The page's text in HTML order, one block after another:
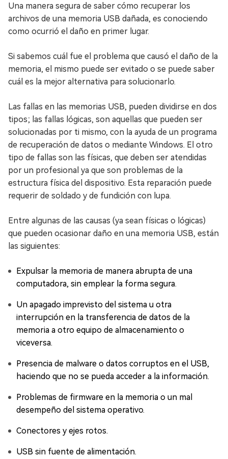
Una manera segura de saber cómo recuperar los
archivos de una memoria USB dañada, es conociendo
como ocurrió el daño en primer lugar.
Si sabemos cuál fue el problema que causó el daño de la
memoria, el mismo puede ser evitado o se puede saber
cuál es la mejor alternativa para solucionarlo.
Las fallas en las memorias USB, pueden dividirse en dos
tipos; las fallas lógicas, son aquellas que pueden ser
solucionadas por ti mismo, con la ayuda de un programa
de recuperación de datos o mediante Windows. El otro
tipo de fallas son las físicas, que deben ser atendidas
por un profesional ya que son problemas de la
estructura física del dispositivo. Esta reparación puede
requerir de soldado y de fundición con lupa.
Entre algunas de las causas (ya sean físicas o lógicas)
que pueden ocasionar daño en una memoria USB, están
las siguientes:
Expulsar la memoria de manera abrupta de una
computadora, sin emplear la forma segura.
Un apagado imprevisto del sistema u otra
interrupción en la transferencia de datos de la
memoria a otro equipo de almacenamiento o
viceversa.
Presencia de malware o datos corruptos en el USB,
haciendo que no se pueda acceder a la información.
Problemas de firmware en la memoria o un mal
desempeño del sistema operativo.
Conectores y ejes rotos.
USB sin fuente de alimentación.